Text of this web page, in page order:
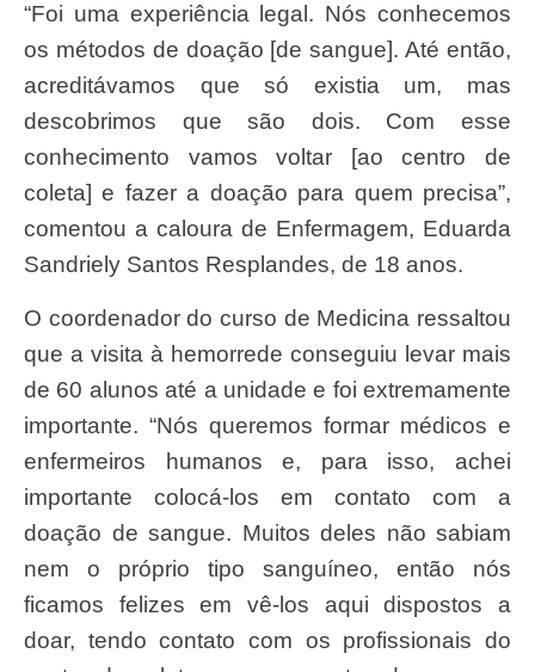
“Foi uma experiência legal. Nós conhecemos
os métodos de doação [de sangue]. Até então,
acreditávamos que só existia um, mas
descobrimos que são dois. Com esse
conhecimento vamos voltar [ao centro de
coleta] e fazer a doação para quem precisa”,
comentou a caloura de Enfermagem, Eduarda
Sandriely Santos Resplandes, de 18 anos.
O coordenador do curso de Medicina ressaltou
que a visita à hemorrede conseguiu levar mais
de 60 alunos até a unidade e foi extremamente
importante. “Nós queremos formar médicos e
enfermeiros humanos e, para isso, achei
importante colocá-los em contato com a
doação de sangue. Muitos deles não sabiam
nem o próprio tipo sanguíneo, então nós
ficamos felizes em vê-los aqui dispostos a
doar, tendo contato com os profissionais do